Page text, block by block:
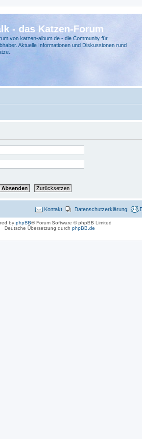
- das Katzen-Forum
von katzen-album.de - die Community für
Aktuelle Informationen und Diskussionen rund
Datenschutzerklärung
Kontakt
by phpBB® Forum Software © phpBB Limited
Deutsche Übersetzung durch phpBB.de